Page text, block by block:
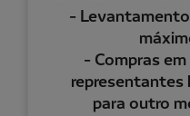
-
- Compras
representantes
para outro